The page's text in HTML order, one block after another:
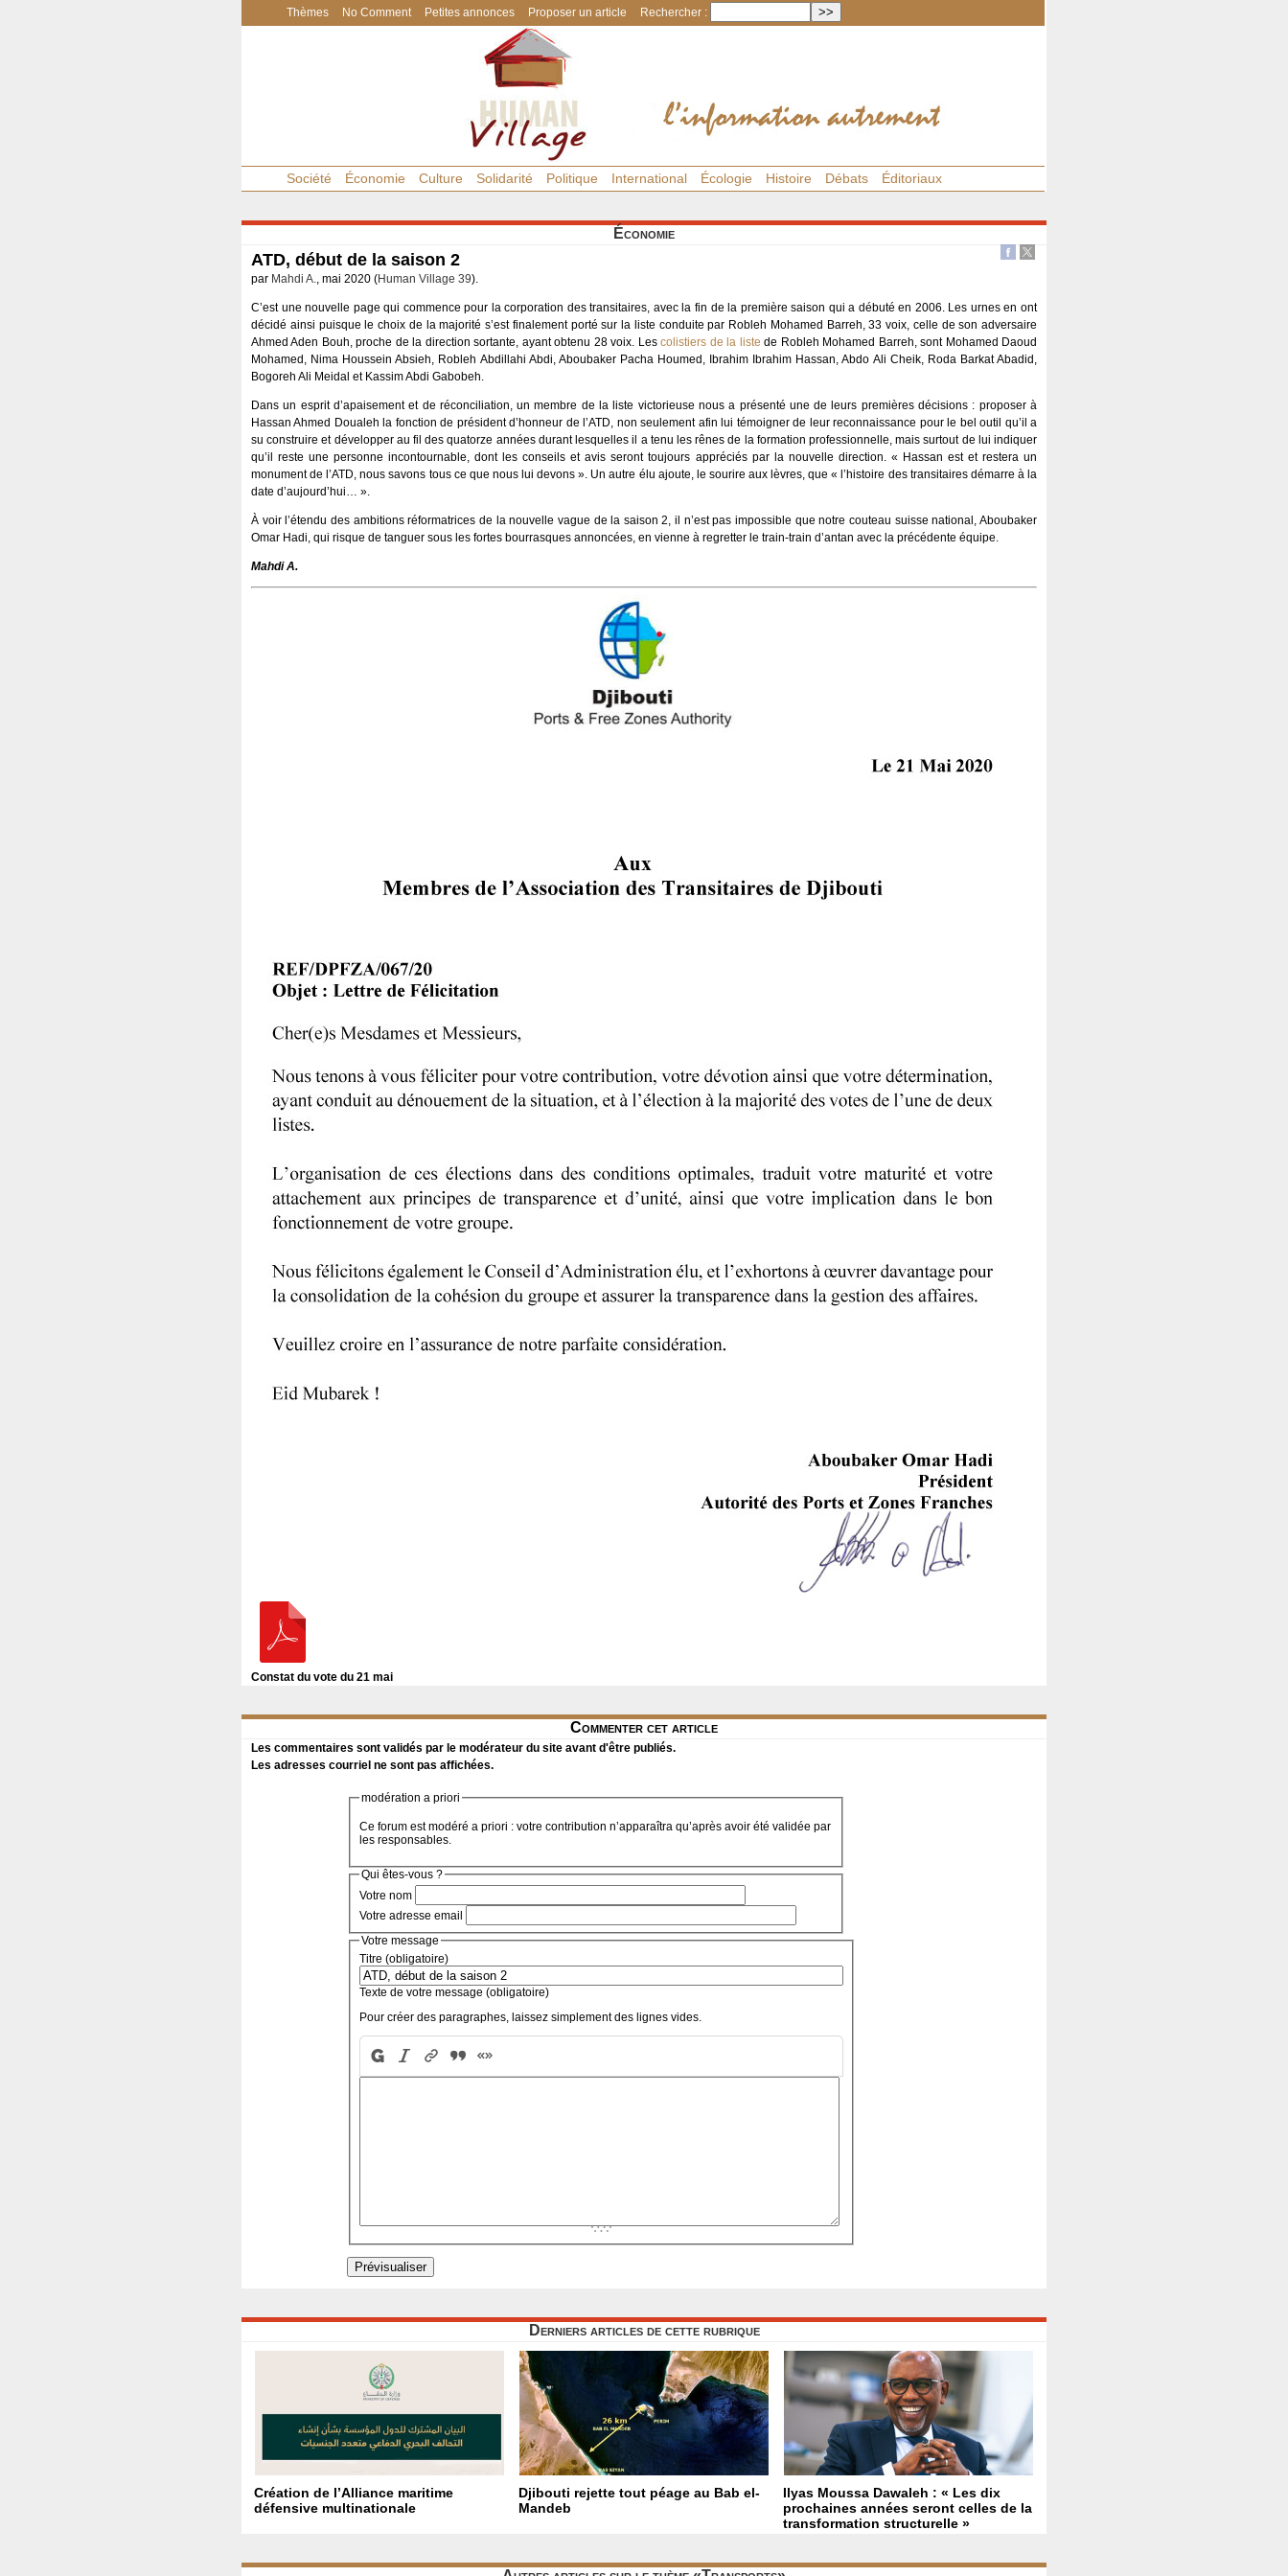
Thèmes No Comment Petites annonces Proposer un article Rechercher :
Société Économie Culture Solidarité Politique International Écologie Histoire Débats Éditoriaux
Économie
ATD, début de la saison 2
par Mahdi A., mai 2020 (Human Village 39).
C’est une nouvelle page qui commence pour la corporation des transitaires, avec la fin de la première saison qui a débuté en 2006. Les urnes en ont
décidé ainsi puisque le choix de la majorité s’est finalement porté sur la liste conduite par Robleh Mohamed Barreh, 33 voix, celle de son adversaire
Ahmed Aden Bouh, proche de la direction sortante, ayant obtenu 28 voix. Lescolistiers de la liste de Robleh Mohamed Barreh, sont Mohamed Daoud
Mohamed, Nima Houssein Absieh, Robleh Abdillahi Abdi, Aboubaker Pacha Houmed, Ibrahim Ibrahim Hassan, Abdo Ali Cheik, Roda Barkat Abadid,
Bogoreh Ali Meidal et Kassim Abdi Gabobeh.
Dans un esprit d’apaisement et de réconciliation, un membre de la liste victorieuse nous a présenté une de leurs premières décisions : proposer à
Hassan Ahmed Doualeh la fonction de président d’honneur de l’ATD, non seulement afin lui témoigner de leur reconnaissance pour le bel outil qu’il a
su construire et développer au fil des quatorze années durant lesquelles il a tenu les rênes de la formation professionnelle, mais surtout de lui indiquer
qu’il reste une personne incontournable, dont les conseils et avis seront toujours appréciés par la nouvelle direction. « Hassan est et restera un
monument de l’ATD, nous savons tous ce que nous lui devons ». Un autre élu ajoute, le sourire aux lèvres, que « l’histoire des transitaires démarre à la
date d’aujourd’hui… ».
À voir l’étendu des ambitions réformatrices de la nouvelle vague de la saison 2, il n’est pas impossible que notre couteau suisse national, Aboubaker
Omar Hadi, qui risque de tanguer sous les fortes bourrasques annoncées, en vienne à regretter le train-train d’antan avec la précédente équipe.
Mahdi A.
Constat du vote du 21 mai
Commenter cet article
Les commentaires sont validés par le modérateur du site avant d'être publiés.
Les adresses courriel ne sont pas affichées.
modération a priori
Ce forum est modéré a priori : votre contribution n’apparaîtra qu’après avoir été validée par
les responsables.
Qui êtes-vous ?
Votre nom
Votre adresse email
Votre message
Titre (obligatoire)
Texte de votre message (obligatoire)
Pour créer des paragraphes, laissez simplement des lignes vides.
Derniers articles de cette rubrique
Création de l’Alliance maritime
défensive multinationale
Djibouti rejette tout péage au Bab el-
Mandeb
Ilyas Moussa Dawaleh : « Les dix
prochaines années seront celles de la
transformation structurelle »